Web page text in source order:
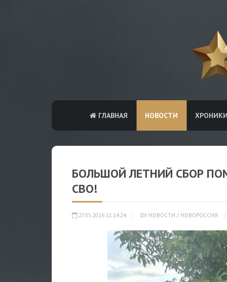
ГЛАВНАЯ НОВОСТИ
БОЛЬШОЙ ЛЕТНИЙ СБОР
СВО!
27.05.2026 11:14:24 НОВОСТИ / НОВОРОССИЯ